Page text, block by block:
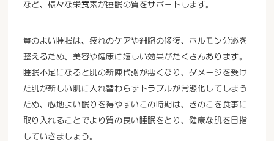
など、様々な栄養素が睡眠の質をサポートします。
質のよい睡眠は、疲れのケアや細胞の修復、ホルモン分泌を
整えるため、美容や健康に嬉しい効果がたくさんあります。
睡眠不足になると肌の新陳代謝が悪くなり、ダメージを受け
た肌が新しい肌に入れ替わらずトラブルが常態化してしまう
ため、心地よい眠りを得やすいこの時期は、きのこを食事に
取り入れることでより質の良い睡眠をとり、健康な肌を目指
していきましょう。